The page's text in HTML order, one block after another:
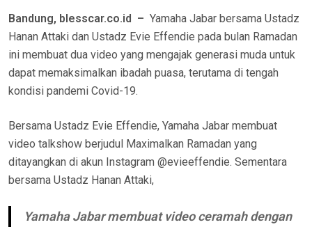
Bandung, blesscar.co.id – Yamaha Jabar bersama Ustadz
Hanan Attaki dan Ustadz Evie Effendie pada bulan Ramadan
ini membuat dua video yang mengajak generasi muda untuk
dapat memaksimalkan ibadah puasa, terutama di tengah
kondisi pandemi Covid-19.
Bersama Ustadz Evie Effendie, Yamaha Jabar membuat
video talkshow berjudul Maximalkan Ramadan yang
ditayangkan di akun Instagram @evieeffendie. Sementara
bersama Ustadz Hanan Attaki,
Yamaha Jabar membuat video ceramah dengan